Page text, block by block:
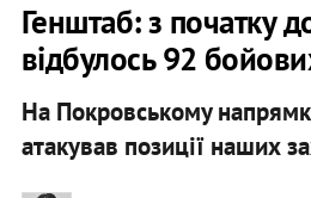
Генштаб: з початку
відбулось 92
На Покровському
атакував позиції наших